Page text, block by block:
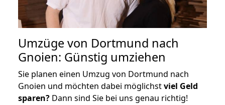
Umzüge von Dortmund nach
Gnoien: Günstig umziehen
Sie planen einen Umzug von Dortmund nach
Gnoien und möchten dabei möglichstviel Geld
sparen? Dann sind Sie bei uns genau richtig!